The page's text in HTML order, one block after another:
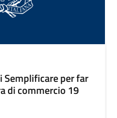
Semplificare per far
di commercio 19